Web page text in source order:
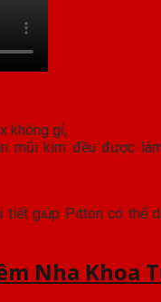
mũi kim đều được
tiết giúp Pitton có thể
Nha Khoa